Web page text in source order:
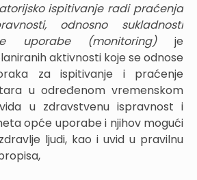
ispitivanje radi praćenja
odnosno sukladnosti
uporabe (monitoring) je
aktivnosti koje se odnose
za ispitivanje i praćenje
u određenom vremenskom
u zdravstvenu ispravnost i
opće uporabe i njihov mogući
ljudi, kao i uvid u pravilnu